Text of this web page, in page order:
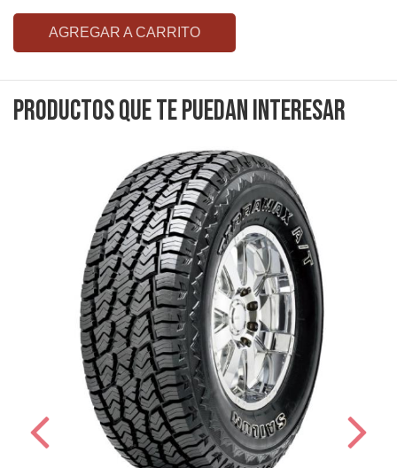
AGREGAR A CARRITO
Productos que te puedan interesar